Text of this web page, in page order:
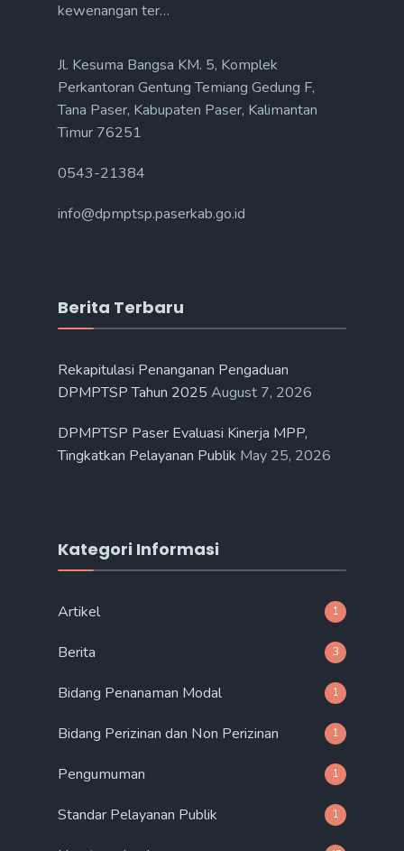
kewenangan ter…
Jl. Kesuma Bangsa KM. 5, Komplek
Perkantoran Gentung Temiang Gedung F,
Tana Paser, Kabupaten Paser, Kalimantan
Timur 76251
0543-21384
info@dpmptsp.paserkab.go.id
Berita Terbaru
Rekapitulasi Penanganan Pengaduan
DPMPTSP Tahun 2025 August 7, 2026
DPMPTSP Paser Evaluasi Kinerja MPP,
Tingkatkan Pelayanan Publik May 25, 2026
Kategori Informasi
Artikel 1
Berita 3
Bidang Penanaman Modal 1
Bidang Perizinan dan Non Perizinan 1
Pengumuman 1
Standar Pelayanan Publik 1